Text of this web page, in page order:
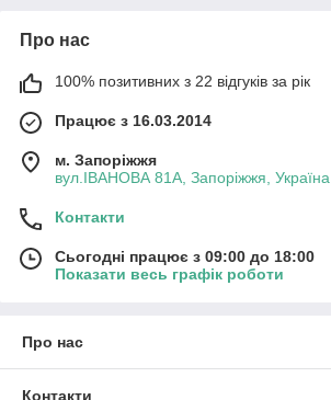
Про нас
100% позитивних з 22 відгуків за рік
Працює з 16.03.2014
м. Запоріжжя
вул.ІВАНОВА 81А, Запоріжжя, Україна
Контакти
Сьогодні працює з 09:00 до 18:00
Показати весь графік роботи
Про нас
Контакти